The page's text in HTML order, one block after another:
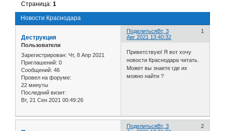
Новости Краснодара
Страница:1
Поделиться 1
Вт, 3
Авг 2021 13:40:32
Деструкция
Пользователи
Зарегистрирован: Чт, 8 Апр 2021
Приглашений: 0
Сообщений: 46
Провел на форуме:
22 минуты
Последний визит:
Вт, 21 Сен 2021 00:49:26
Приветствую! Я вот хочу
новости Краснодара читать.
Может вы знаете где их
можно найти ?
Поделиться 2
Вт, 3